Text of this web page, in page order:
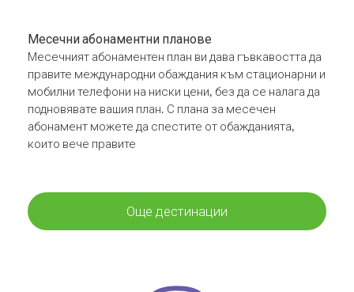
Месечни абонаментни планове
Месечният абонаментен план ви дава гъвкавостта да
правите международни обаждания към стационарни и
мобилни телефони на ниски цени, без да се налага да
подновявате вашия план. С плана за месечен
абонамент можете да спестите от обажданията,
които вече правите
Още дестинации